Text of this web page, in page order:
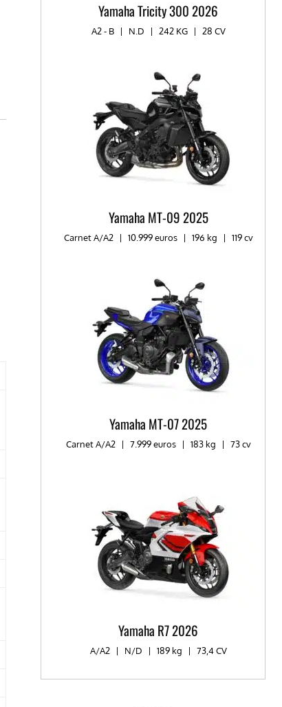
Yamaha Tricity 300 2026
A2 - B | N.D | 242 KG | 28 CV
Yamaha MT-09 2025
Carnet A/A2 | 10.999 euros | 196 kg | 119 cv
Yamaha MT-07 2025
Carnet A/A2 | 7.999 euros | 183 kg | 73 cv
Yamaha R7 2026
A/A2 | N/D | 189 kg | 73,4 CV